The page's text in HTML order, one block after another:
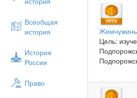
Всеобщая
история
История
России
Право
Цель: